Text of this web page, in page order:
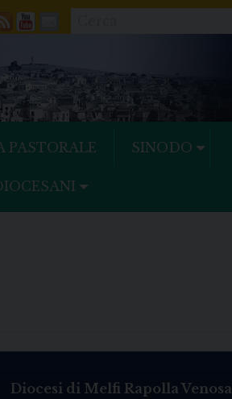
FeedsYoutube
Mail
PASTORALE SINODO
Diocesi di Melfi Rapolla Venosa